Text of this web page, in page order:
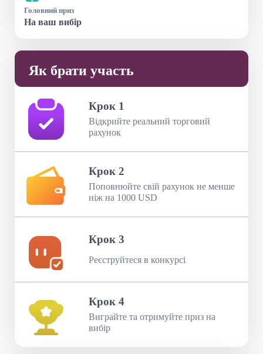
Головний приз
На ваш вибір
Як брати участь
Крок 1
Відкрийте реальний торговий
рахунок
Крок 2
Поповнюйте свій рахунок не менше
ніж на 1000 USD
Крок 3
Реєструйтеся в конкурсі
Крок 4
Виграйте та отримуйте приз на
вибір